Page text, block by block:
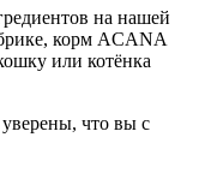
на нашей
корм ACANA
или котёнка
что вы с